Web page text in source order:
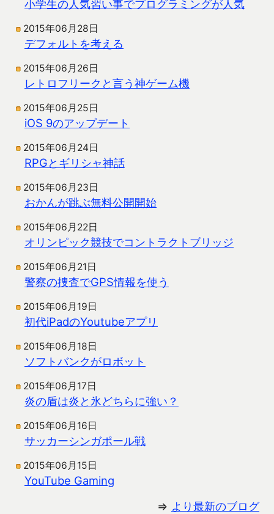
小学生の人気習い事でプログラミングが人気
2015年06月28日
デフォルトを考える
2015年06月26日
レトロフリークと言う神ゲーム機
2015年06月25日
iOS 9のアップデート
2015年06月24日
RPGとギリシャ神話
2015年06月23日
おかんが跳ぶ無料公開開始
2015年06月22日
オリンピック競技でコントラクトブリッジ
2015年06月21日
警察の捜査でGPS情報を使う
2015年06月19日
初代iPadのYoutubeアプリ
2015年06月18日
ソフトバンクがロボット
2015年06月17日
炎の盾は炎と氷どちらに強い？
2015年06月16日
サッカーシンガポール戦
2015年06月15日
YouTube Gaming
⇒ より最新のブログ